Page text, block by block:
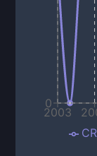
2003
0